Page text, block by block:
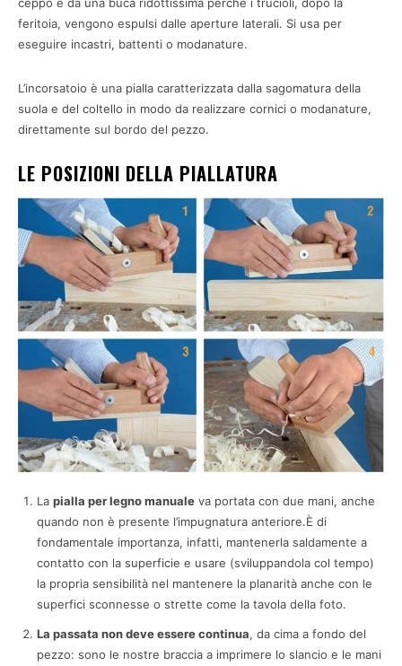
feritoia, vengono espulsi dalle aperture laterali. Si usa per
eseguire incastri, battenti o modanature.
L’incorsatoio è una pialla caratterizzata dalla sagomatura della
suola e del coltello in modo da realizzare cornici o modanature,
direttamente sul bordo del pezzo.
LE POSIZIONI DELLA PIALLATURA
La pialla per legno manuale va portata con due mani, anche
quando non è presente l’impugnatura anteriore.È di
fondamentale importanza, infatti, mantenerla saldamente a
contatto con la superficie e usare (sviluppandola col tempo)
la propria sensibilità nel mantenere la planarità anche con le
superfici sconnesse o strette come la tavola della foto.
La passata non deve essere continua, da cima a fondo del
pezzo: sono le nostre braccia a imprimere lo slancio e le mani